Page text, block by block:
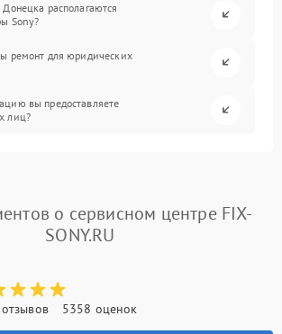
располагаются
Sony?
ремонт для юридических
вы предоставляете
лиц?
о сервисном центре FIX-
SONY.RU
5358 оценок